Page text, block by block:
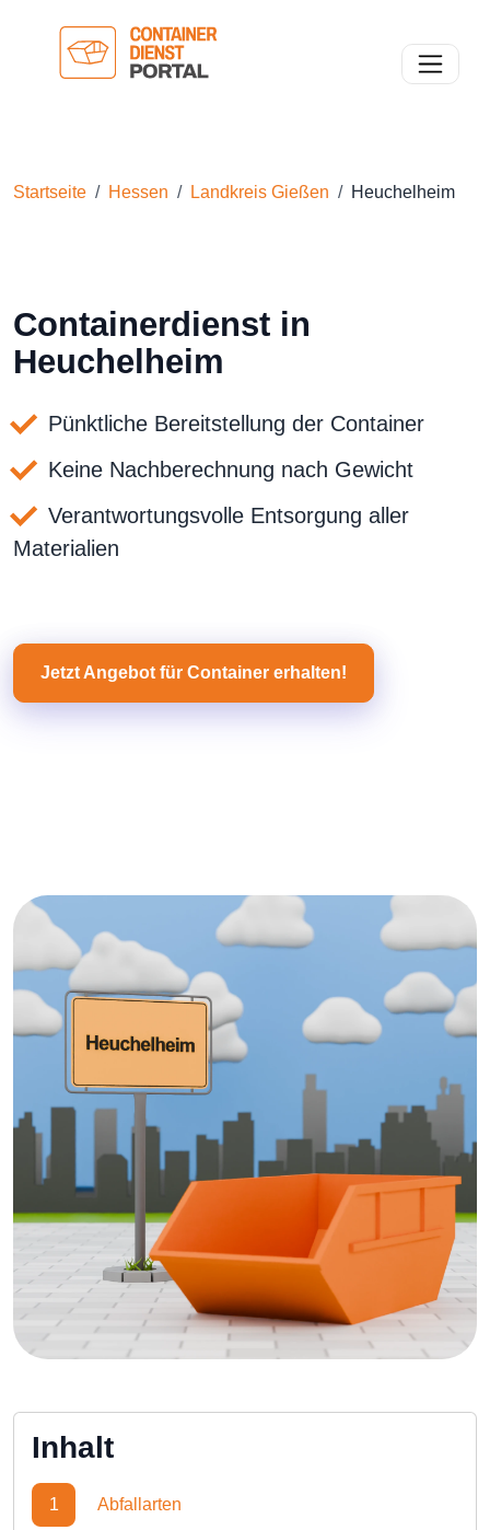
Toggle
Startseite Hessen Landkreis Gießen Heuchelheim
Containerdienst in
Heuchelheim
Pünktliche Bereitstellung der Container
Keine Nachberechnung nach Gewicht
Verantwortungsvolle Entsorgung aller
Materialien
Jetzt Angebot für Container erhalten!
Inhalt
1 Abfallarten